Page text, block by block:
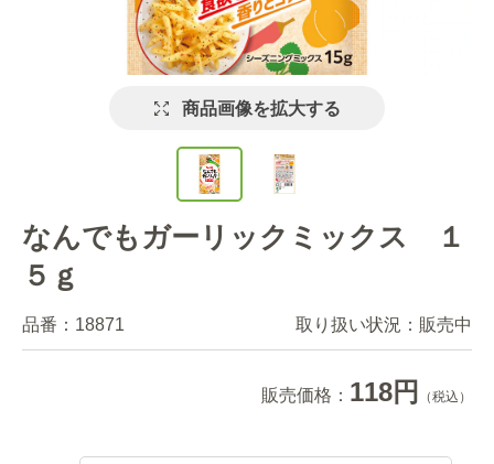
商品画像を拡大する
なんでもガーリックミックス １
５ｇ
品番： 18871 取り扱い状況： 販売中
販売価格： 118円 （税込）